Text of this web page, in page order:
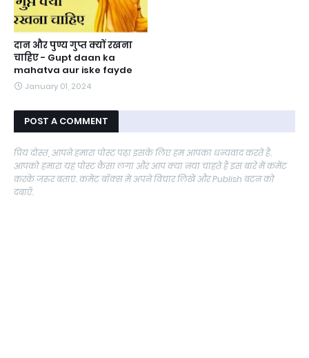
दान और पुण्य गुप्त क्यों रखना
चाहिए - Gupt daan ka
mahatva aur iske fayde
January 01, 2024
POST A COMMENT
प्रिय दोस्त, आपने हमारा पोस्ट पढ़ा इसके लिए हम आपका धन्यवाद करते है.
आपको हमारा यह पोस्ट कैसा लगा और आप क्या नया चाहते है इस बारे में कमेंट
करके जरुर बताएं. कमेंट बॉक्स में अपने विचार लिखें और Publish बटन को
दबाएँ.